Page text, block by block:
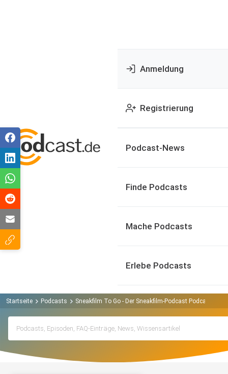
Anmeldung
Registrierung
Podcast-News
Finde Podcasts
Mache Podcasts
Erlebe Podcasts
Startseite Podcasts Sneakfilm To Go - Der Sneakfilm-Podcast Podcast